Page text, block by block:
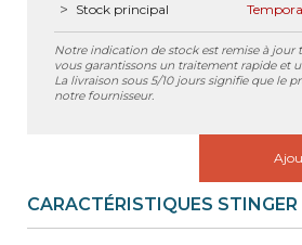
Stock principal
Notre indication de stock est remise à jour
vous garantissons un traitement rapide et
La livraison sous 5/10 jours signifie que le
notre fournisseur.
CARACTÉRISTIQUES